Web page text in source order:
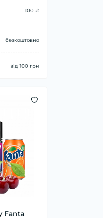
100 ₴
безкоштовно
від 100 грн
Fanta